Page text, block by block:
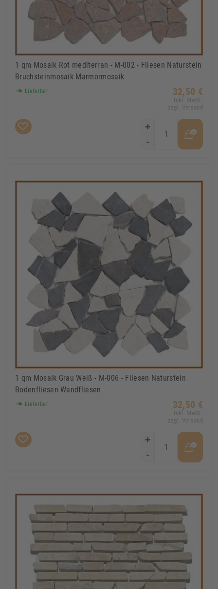
1 qm Mosaik Rot mediterran - M-002 - Fliesen Naturstein
Bruchsteinmosaik Marmormosaik
Lieferbar 32,50 €
Inkl. MwSt.
zzgl. Versand
+
-
1 qm Mosaik Grau Weiß - M-006 - Fliesen Naturstein
Bodenfliesen Wandfliesen
Lieferbar 32,50 €
Inkl. MwSt.
zzgl. Versand
+
-